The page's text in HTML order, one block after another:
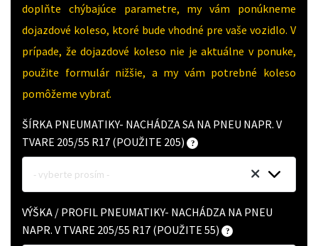
doplňte chýbajúce parametre, my vám ponúkneme
dojazdové koleso, ktoré bude vhodné pre vaše vozidlo. V
prípade, že dojazdové koleso nie je aktuálne v ponuke,
použite formulár nižšie, a my vám potrebné koleso
pomôžeme vybrať.
ŠÍRKA PNEUMATIKY- NACHÁDZA SA NA PNEU NAPR. V
TVARE 205/55 R17 (POUŽITE 205)
- vyberte prosím -
VÝŠKA / PROFIL PNEUMATIKY- NACHÁDZA NA PNEU
NAPR. V TVARE 205/55 R17 (POUŽITE 55)